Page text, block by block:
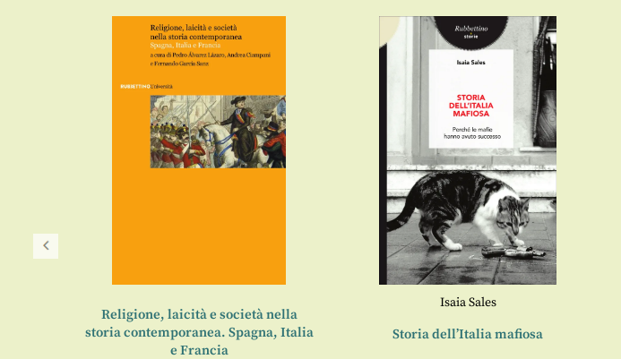
Religione, laicità e società nella
storia contemporanea. Spagna, Italia
e Francia
Isaia Sales
Storia dell’Italia mafiosa